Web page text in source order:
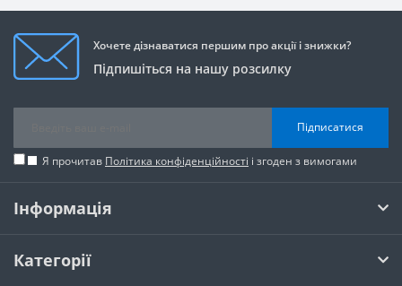
Хочете дізнаватися першим про акції і знижки?
Підпишіться на нашу розсилку
Підписатися
Я прочитав Політика конфіденційності і згоден з вимогами
Інформація
Категорії